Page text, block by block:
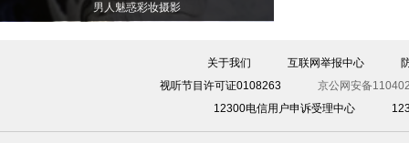
男人魅惑彩妆摄影
关于我们 互联网举报中心
视听节目许可证0108263
京公网安备
12300电信用户申诉受理中心